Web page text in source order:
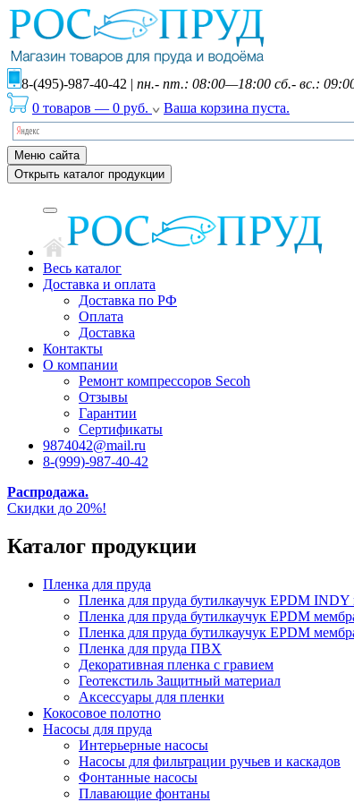
8-(495)-987-40-42 | пн.- пт.: 08:00—18:00 сб.- вс.:
0 товаров — 0 руб. Ваша корзина пуста.
Меню сайта
Открыть каталог продукции
Весь каталог
Доставка и оплата
Доставка по РФ
Оплата
Доставка
Контакты
О компании
Ремонт компрессоров Secoh
Отзывы
Гарантии
Сертификаты
9874042@mail.ru
8-(999)-987-40-42
Распродажа.
Скидки до 20%!
Каталог продукции
Пленка для пруда
Пленка для пруда бутилкаучук EPDM
Пленка для пруда бутилкаучук EPDM
Пленка для пруда бутилкаучук EPDM
Пленка для пруда ПВХ
Декоративная пленка с гравием
Геотекстиль Защитный материал
Аксессуары для пленки
Кокосовое полотно
Насосы для пруда
Интерьерные насосы
Насосы для фильтрации ручьев и каскадов
Фонтанные насосы
Плавающие фонтаны